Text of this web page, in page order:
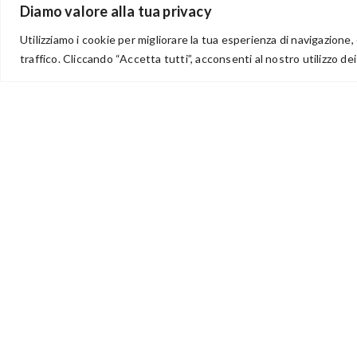
Diamo valore alla tua privacy
Utilizziamo i cookie per migliorare la tua esperienza di
traffico. Cliccando “Accetta tutti”, acconsenti al nostro utilizzo